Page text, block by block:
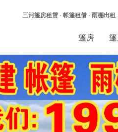
三河篷房租赁· 帐篷租借· 雨棚出租
篷房